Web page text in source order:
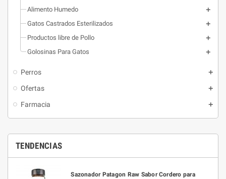
Alimento Humedo
Gatos Castrados Esterilizados
Productos libre de Pollo
Golosinas Para Gatos
Perros
Ofertas
Farmacia
TENDENCIAS
Sazonador Patagon Raw Sabor Cordero para